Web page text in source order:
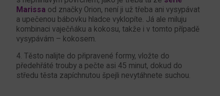
Marissa od značky Orion, není ji už třeba ani vysypávat
a upečenou bábovku hladce vyklopíte. Já ale miluju
kombinaci vaječňáku a kokosu, takže i v tomto případě
vysypávám – kokosem.
4. Těsto nalijte do připravené formy, vložte do
předehřáté trouby a pečte asi 45 minut, dokud do
středu těsta zapíchnutou špejli nevytáhnete suchou.